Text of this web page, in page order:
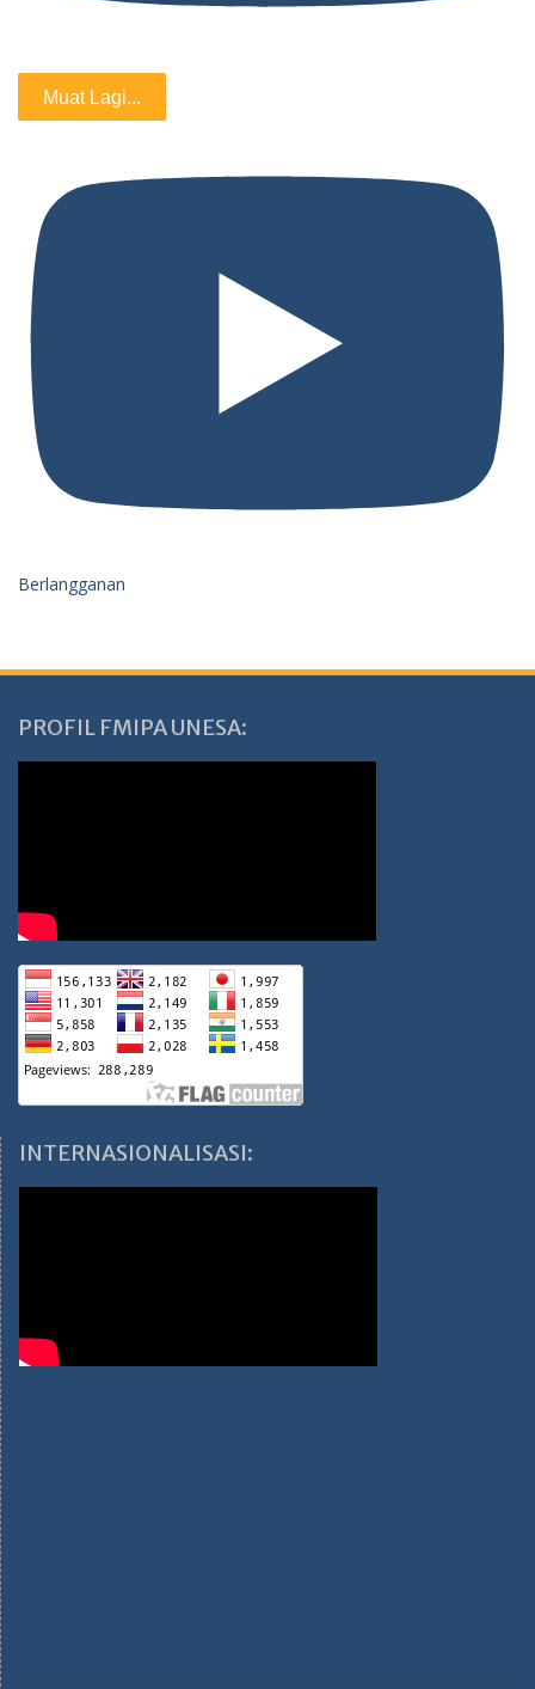
Muat Lagi...
Berlangganan
PROFIL FMIPA UNESA:
INTERNASIONALISASI: